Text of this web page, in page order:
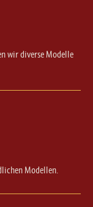
wir diverse Modelle
Modellen.